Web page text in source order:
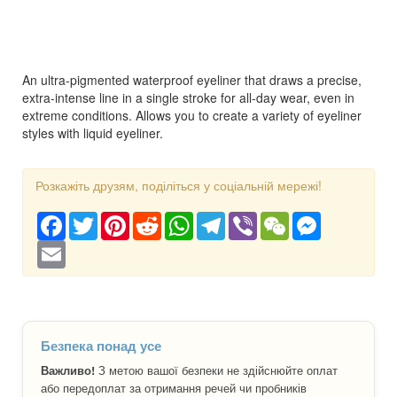
An ultra-pigmented waterproof eyeliner that draws a precise,
extra-intense line in a single stroke for all-day wear, even in
extreme conditions. Allows you to create a variety of eyeliner
styles with liquid eyeliner.
Розкажіть друзям, поділіться у соціальній мережі!
Facebook
TwitterPinterestRedditWhatsAppTelegram
Viber WeChat
Безпека понад усе
Важливо! З метою вашої безпеки не здійснюйте оплат
або передоплат за отримання речей чи пробників